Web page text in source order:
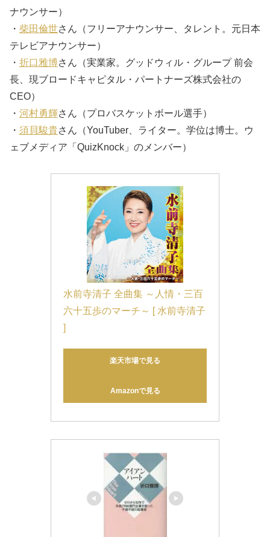
ナウンサー）
・ 柴田倫世さん（フリーアナウンサー、タレント。元日本
テレビアナウンサー）
・ 折口雅博さん（実業家。グッドウィル・グループ 前会
長、現ブロードキャピタル・パートナーズ株式会社の
CEO）
・ 河村勇輝さん（プロバスケットボール選手）
・ 須貝駿貴さん（YouTuber、ライター。学位は博士。ウ
ェブメディア「QuizKnock」のメンバー）
水前寺清子 全曲集 ～人情・三百
六十五歩のマーチ～ [ 水前寺清子
]
楽天市場で見る
Amazonで見る